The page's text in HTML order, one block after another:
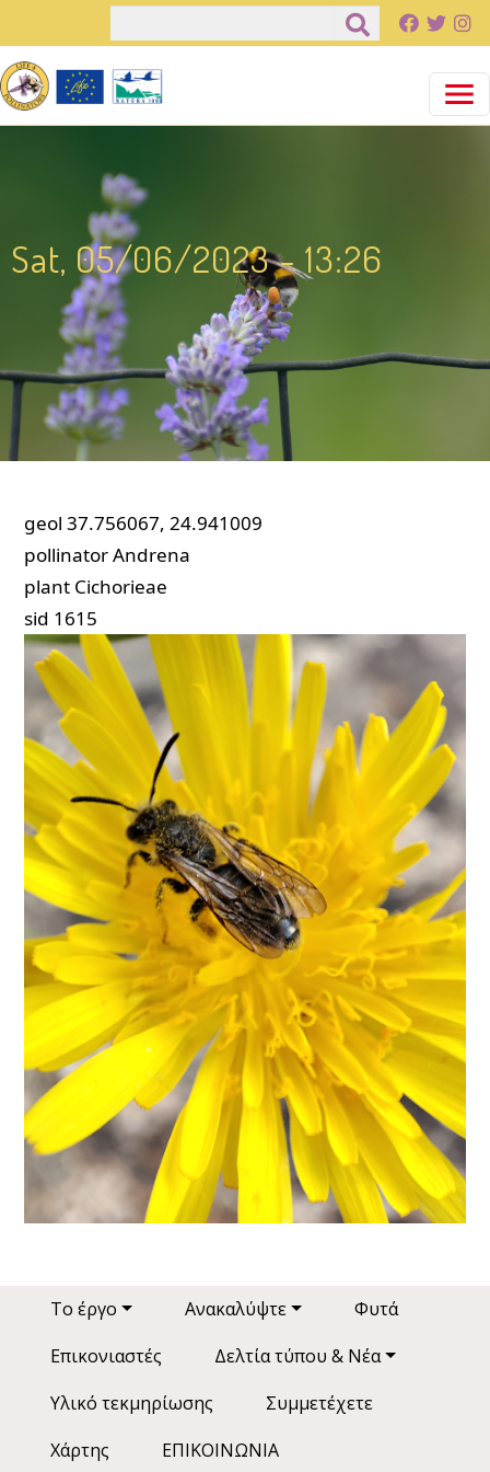
Παράκαμψη προς το κυρίως περιεχόμενο
Sat, 05/06/2023 - 13:26
geol 37.756067, 24.941009
pollinatorAndrena
plant Cichorieae
sid 1615
Main navigation
Το έργο Ανακαλύψτε
Φυτά
Επικονιαστές
Δελτία τύπου & Νέα
Υλικό τεκμηρίωσης
Συμμετέχετε
Χάρτης
ΕΠΙΚΟΙΝΩΝΙΑ